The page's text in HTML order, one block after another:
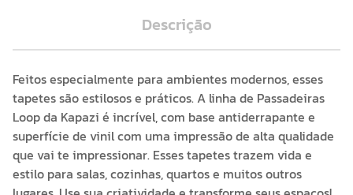
Descrição
Feitos especialmente para ambientes modernos, esses
tapetes são estilosos e práticos. A linha de Passadeiras
Loop da Kapazi é incrível, com base antiderrapante e
superfície de vinil com uma impressão de alta qualidade
que vai te impressionar. Esses tapetes trazem vida e
estilo para salas, cozinhas, quartos e muitos outros